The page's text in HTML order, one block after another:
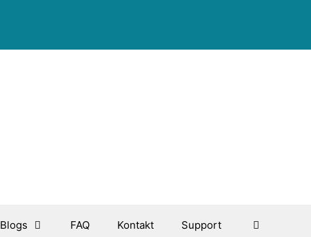
Blogs FAQ Kontakt Support